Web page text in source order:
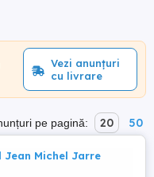
Vezi anunțuri
cu livrare
pe pagină: 20 50
Jean Michel Jarre